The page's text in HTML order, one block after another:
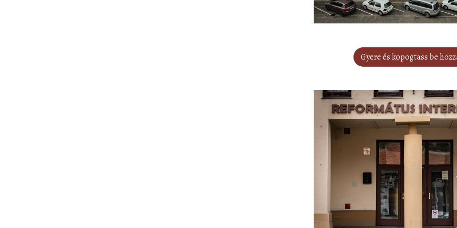
Gyere és kopogtass be